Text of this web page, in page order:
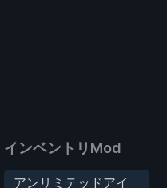
インベントリMod
アンリミテッドアイ